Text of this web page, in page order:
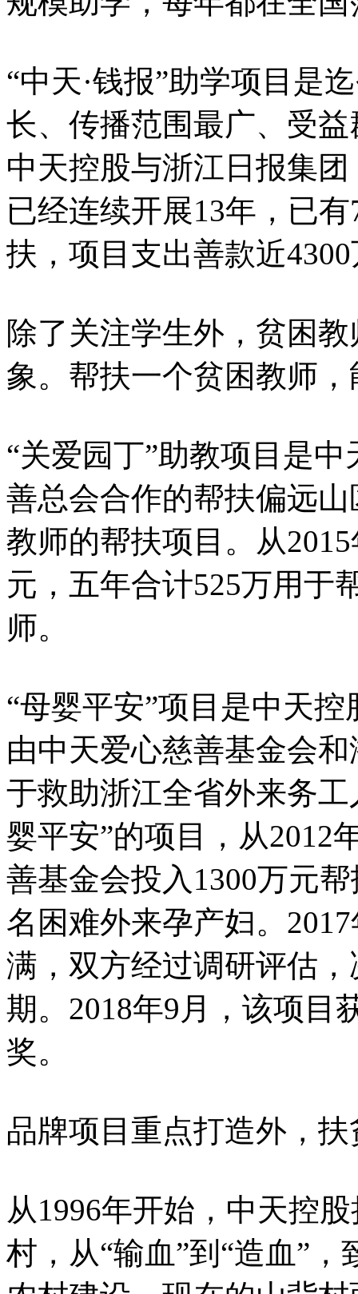
“中天·钱报”助学项目是
长、传播范围最广、受
中天控股与浙江日报集
已经连续开展13年，已
扶，项目支出善款近
除了关注学生外，贫困
象。帮扶一个贫困教师
“关爱园丁”助教项目是
善总会合作的帮扶偏远
教师的帮扶项目。从
元，五年合计525万用于
师。
“母婴平安”项目是中天
由中天爱心慈善基金会
于救助浙江全省外来务
婴平安”的项目，从2012
善基金会投入1300万元
名困难外来孕产妇。
满，双方经过调研评估
期。2018年9月，该项目
奖。
品牌项目重点打造外，
从1996年开始，中天控
村，从“输血”到“造血”